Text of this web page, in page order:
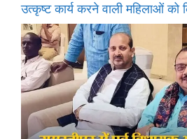
उत्कृष्ट कार्य करने वाली महिलाओं को